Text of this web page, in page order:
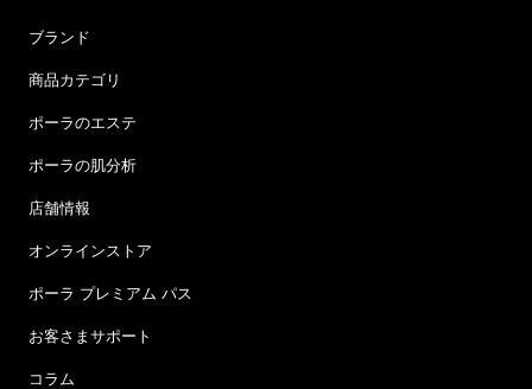
ブランド
商品カテゴリ
ポーラのエステ
ポーラの肌分析
店舗情報
オンラインストア
ポーラ プレミアム パス
お客さまサポート
コラム